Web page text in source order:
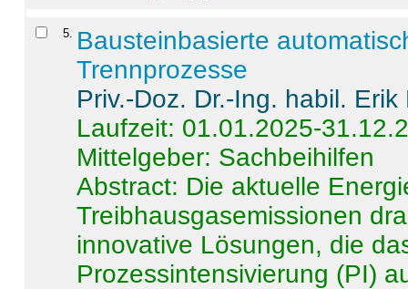
5
Bausteinbasierte
Trennprozesse
Priv.-Doz. Dr.-Ing. habil. Erik
Laufzeit: 01.01.2025-
Mittelgeber: Sachbeihilfen
Abstract: Die aktuelle
Treibhausgasemissionen
innovative Lösungen, die
Prozessintensivierung (PI)